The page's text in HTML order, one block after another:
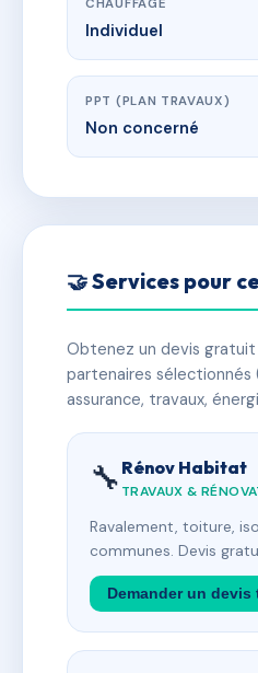
CHAUFFAGE
Individuel
PPT (PLAN TRAVAUX)
Non concerné
🤝 Services pour
Obtenez un devis gratuit
partenaires sélectionnés
assurance, travaux,
🔧 Rénov Habitat
TRAVAUX &
Ravalement, toiture,
communes. Devis
Demander un devis